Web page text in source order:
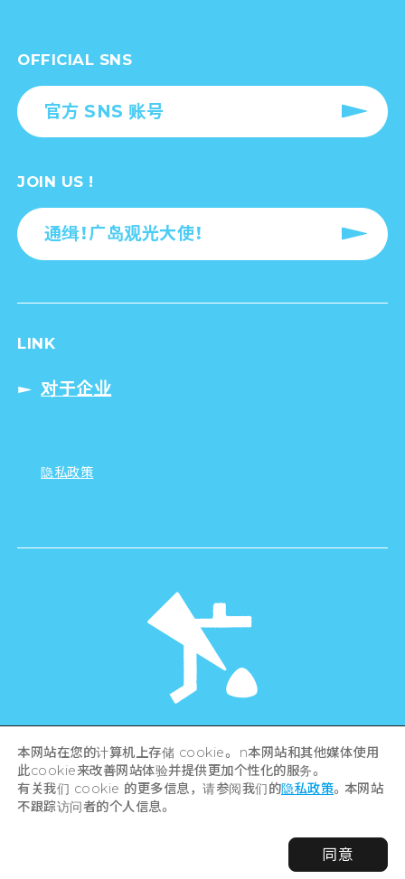
OFFICIAL SNS
官方 SNS 账号
JOIN US !
通缉！广岛观光大使！
LINK
对于企业
隐私政策
Hiroshima Prefecture / Hiroshima City .
All rights reserved
本网站在您的计算机上存储 cookie。 n本网站和其他媒体使用
此cookie来改善网站体验并提供更加个性化的服务。
有关我们 cookie 的更多信息，请参阅我们的隐私政策。本网站
不跟踪访问者的个人信息。
同意